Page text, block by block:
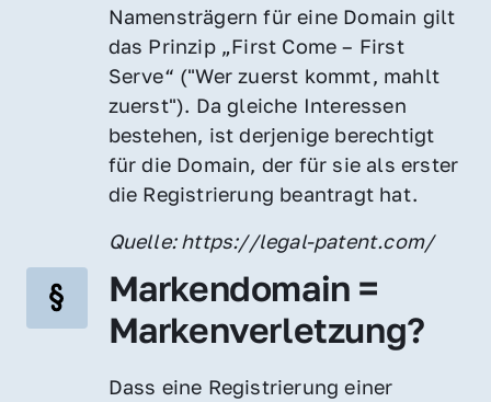
Namensträgern für eine Domain gilt
das Prinzip „First Come – First
Serve“ ("Wer zuerst kommt, mahlt
zuerst"). Da gleiche Interessen
bestehen, ist derjenige berechtigt
für die Domain, der für sie als erster
die Registrierung beantragt hat.
Quelle: https://legal-patent.com/
Markendomain =
Markenverletzung?
Dass eine Registrierung einer